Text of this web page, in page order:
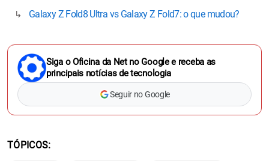
Galaxy Z Fold8 Ultra vs Galaxy Z Fold7: o que mudou?
Siga o Oficina da Net no Google e receba as
principais notícias de tecnologia
Seguir no Google
TÓPICOS